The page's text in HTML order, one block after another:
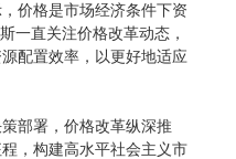
价格是市场经济条件下资
一直关注价格改革动态，
配置效率，以更好地适应
部署，价格改革纵深推
，构建高水平社会主义市